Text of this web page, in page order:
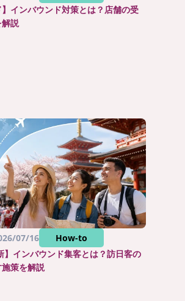
】インバウンド対策とは？店舗の受
説
07/16
How-to
】インバウンド集客とは？訪日客の
策を解説